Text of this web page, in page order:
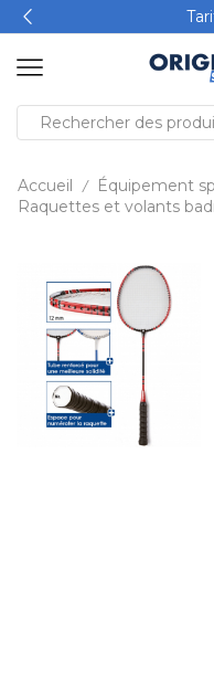
Accueil / Équipement
Raquettes et volants